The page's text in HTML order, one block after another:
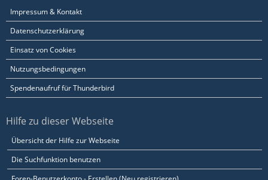
Impressum & Kontakt
Datenschutzerklärung
Einsatz von Cookies
Nutzungsbedingungen
Spendenaufruf für Thunderbird
Hilfe zu dieser Webseite
Übersicht der Hilfe zur Webseite
Die Suchfunktion benutzen